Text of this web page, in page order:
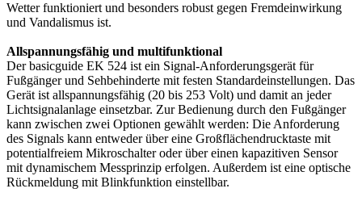
Wetter funktioniert und besonders robust gegen Fremdeinwirkung
und Vandalismus ist.
Allspannungsfähig und multifunktional
Der basicguide EK 524 ist ein Signal-Anforderungsgerät für
Fußgänger und Sehbehinderte mit festen Standardeinstellungen. Das
Gerät ist allspannungsfähig (20 bis 253 Volt) und damit an jeder
Lichtsignalanlage einsetzbar. Zur Bedienung durch den Fußgänger
kann zwischen zwei Optionen gewählt werden: Die Anforderung
des Signals kann entweder über eine Großflächendrucktaste mit
potentialfreiem Mikroschalter oder über einen kapazitiven Sensor
mit dynamischem Messprinzip erfolgen. Außerdem ist eine optische
Rückmeldung mit Blinkfunktion einstellbar.